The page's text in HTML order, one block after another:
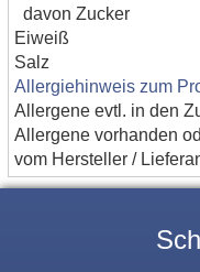
davon Zucker
Eiweiß
Salz
Allergiehinweis zum
Allergene evtl. in den
Allergene vorhanden
vom Hersteller /